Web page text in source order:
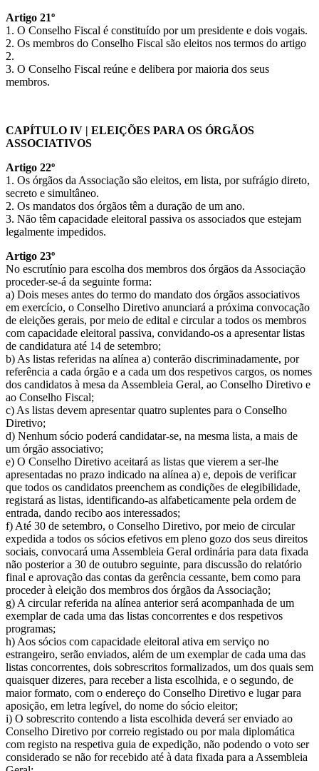
Artigo 21º
1. O Conselho Fiscal é constituído por um presidente e dois vogais.
2. Os membros do Conselho Fiscal são eleitos nos termos do artigo
2.
3. O Conselho Fiscal reúne e delibera por maioria dos seus
membros.
CAPÍTULO IV | ELEIÇÕES PARA OS ÓRGÃOS
ASSOCIATIVOS
Artigo 22º
1. Os órgãos da Associação são eleitos, em lista, por sufrágio direto,
secreto e simultâneo.
2. Os mandatos dos órgãos têm a duração de um ano.
3. Não têm capacidade eleitoral passiva os associados que estejam
legalmente impedidos.
Artigo 23º
No escrutínio para escolha dos membros dos órgãos da Associação
proceder-se-á da seguinte forma:
a) Dois meses antes do termo do mandato dos órgãos associativos
em exercício, o Conselho Diretivo anunciará a próxima convocação
de eleições gerais, por meio de edital e circular a todos os membros
com capacidade eleitoral passiva, convidando-os a apresentar listas
de candidatura até 14 de setembro;
b) As listas referidas na alínea a) conterão discriminadamente, por
referência a cada órgão e a cada um dos respetivos cargos, os nomes
dos candidatos à mesa da Assembleia Geral, ao Conselho Diretivo e
ao Conselho Fiscal;
c) As listas devem apresentar quatro suplentes para o Conselho
Diretivo;
d) Nenhum sócio poderá candidatar-se, na mesma lista, a mais de
um órgão associativo;
e) O Conselho Diretivo aceitará as listas que vierem a ser-lhe
apresentadas no prazo indicado na alínea a) e, depois de verificar
que todos os candidatos preenchem as condições de elegibilidade,
registará as listas, identificando-as alfabeticamente pela ordem de
entrada, dando recibo aos interessados;
f) Até 30 de setembro, o Conselho Diretivo, por meio de circular
expedida a todos os sócios efetivos em pleno gozo dos seus direitos
sociais, convocará uma Assembleia Geral ordinária para data fixada
não posterior a 30 de outubro seguinte, para discussão do relatório
final e aprovação das contas da gerência cessante, bem como para
proceder à eleição dos membros dos órgãos da Associação;
g) A circular referida na alínea anterior será acompanhada de um
exemplar de cada uma das listas concorrentes e dos respetivos
programas;
h) Aos sócios com capacidade eleitoral ativa em serviço no
estrangeiro, serão enviados, além de um exemplar de cada uma das
listas concorrentes, dois sobrescritos formalizados, um dos quais sem
quaisquer dizeres, para receber a lista escolhida, e o segundo, de
maior formato, com o endereço do Conselho Diretivo e lugar para
aposição, em letra legível, do nome do sócio eleitor;
i) O sobrescrito contendo a lista escolhida deverá ser enviado ao
Conselho Diretivo por correio registado ou por mala diplomática
com registo na respetiva guia de expedição, não podendo o voto ser
considerado se não for recebido até à data fixada para a Assembleia